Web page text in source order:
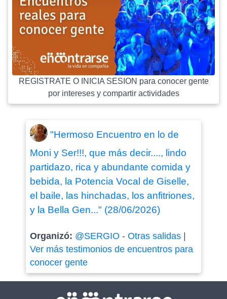
REGISTRATE O INICIA SESION para conocer gente
por intereses y compartir actividades
"Hermoso Encuentro en lo de
Moni y Ser!!!, que más decir...., lindo
partidazo, rica y abundante comida y
bebida, la Potencia Vocal de Giselle,
el baile, las hinchadas, los anfitriones,
y la Bella Gen..." (28/06/2026)
Organizó: @SERGIO - Otras salidas|
Ver más testimonios de encuentros para
conocer gente